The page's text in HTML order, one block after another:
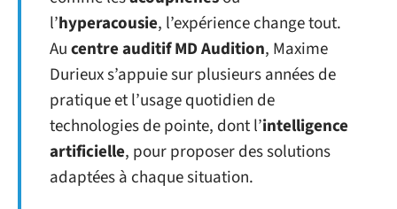
l’hyperacousie, l’expérience change tout.
Aucentre auditif MD Audition, Maxime
Durieux s’appuie sur plusieurs années de
pratique et l’usage quotidien de
technologies de pointe, dont l’intelligence
artificielle, pour proposer des solutions
adaptées à chaque situation.